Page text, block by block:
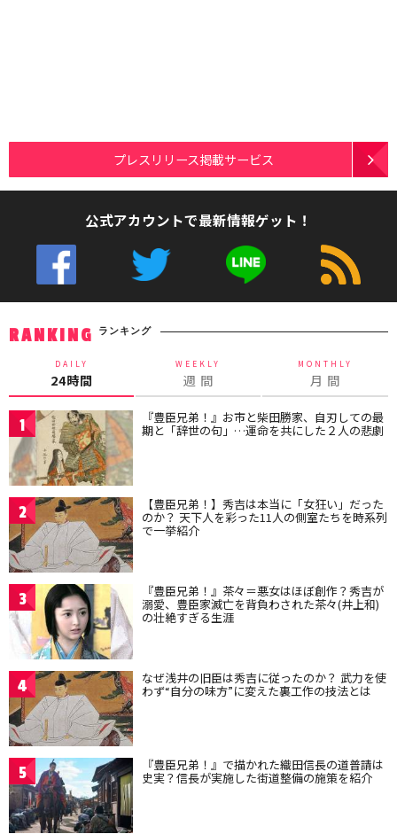
プレスリリース掲載サービス
公式アカウントで最新情報ゲット！
RANKING ランキング
DAILY
24時間
WEEKLY
週 間
MONTHLY
月 間
1 『豊臣兄弟！』お市と柴田勝家、自刃しての最
期と「辞世の句」…運命を共にした２人の悲劇
2 【豊臣兄弟！】秀吉は本当に「女狂い」だった
のか？ 天下人を彩った11人の側室たちを時系列
で一挙紹介
3 『豊臣兄弟！』茶々＝悪女はほぼ創作？秀吉が
溺愛、豊臣家滅亡を背負わされた茶々(井上和)
の壮絶すぎる生涯
4 なぜ浅井の旧臣は秀吉に従ったのか？ 武力を使
わず“自分の味方”に変えた裏工作の技法とは
5 『豊臣兄弟！』で描かれた織田信長の道普請は
史実？信長が実施した街道整備の施策を紹介